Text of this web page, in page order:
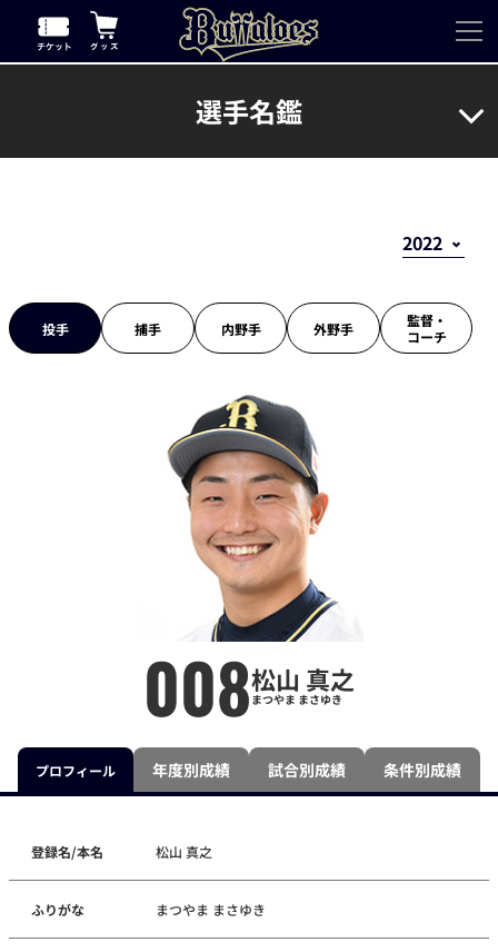
選手名鑑
投手 捕手 内野手 外野手
監督・
コーチ
008松山 真之
まつやま まさゆき
プロフィール 年度別成績 試合別成績 条件別成績
登録名/本名 松山 真之
ふりがな まつやま まさゆき